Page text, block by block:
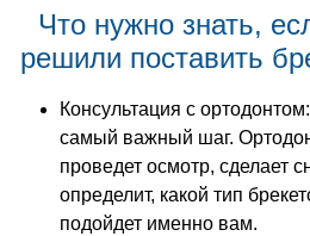
Что нужно знать,
решили поставить
Консультация с
самый важный шаг.
проведет осмотр, сделает
определит, какой тип
подойдет именно вам.